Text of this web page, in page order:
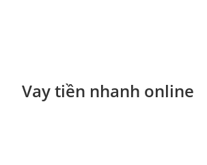
Vay tiền nhanh online